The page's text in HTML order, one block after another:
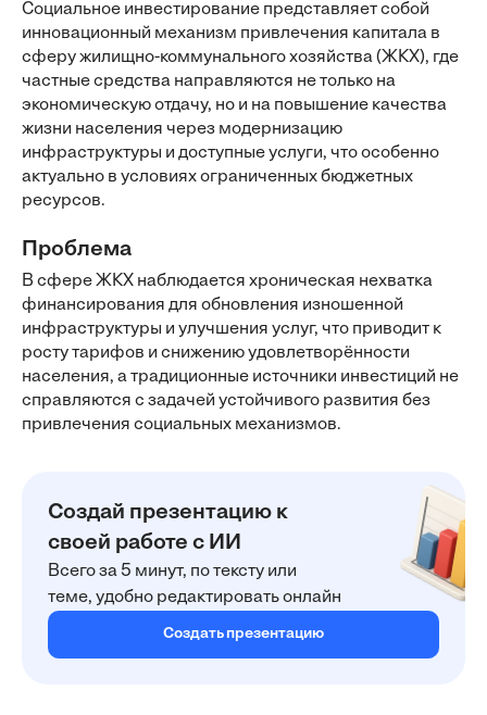
Социальное инвестирование представляет собой
инновационный механизм привлечения капитала в
сферу жилищно-коммунального хозяйства (ЖКХ), где
частные средства направляются не только на
экономическую отдачу, но и на повышение качества
жизни населения через модернизацию
инфраструктуры и доступные услуги, что особенно
актуально в условиях ограниченных бюджетных
ресурсов.
Проблема
В сфере ЖКХ наблюдается хроническая нехватка
финансирования для обновления изношенной
инфраструктуры и улучшения услуг, что приводит к
росту тарифов и снижению удовлетворённости
населения, а традиционные источники инвестиций не
справляются с задачей устойчивого развития без
привлечения социальных механизмов.
Создай презентацию к
своей работе с ИИ
Всего за 5 минут, по тексту или
теме, удобно редактировать онлайн
Создать презентацию